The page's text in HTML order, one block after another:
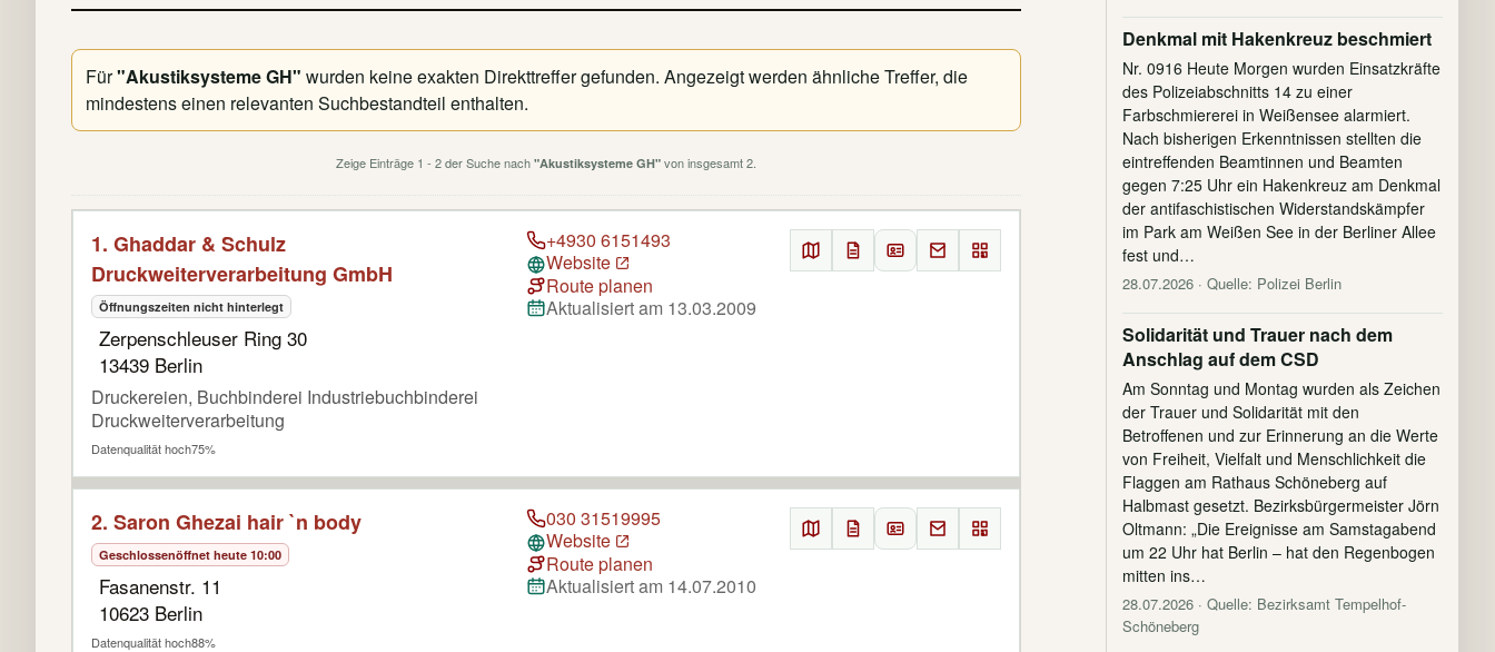
Denkmal mit Hakenkreuz beschmiert
Nr. 0916 Heute Morgen wurden Einsatzkräfte
des Polizeiabschnitts 14 zu einer
Farbschmiererei in Weißensee alarmiert.
Nach bisherigen Erkenntnissen stellten die
eintreffenden Beamtinnen und Beamten
gegen 7:25 Uhr ein Hakenkreuz am Denkmal
der antifaschistischen Widerstandskämpfer
im Park am Weißen See in der Berliner Allee
fest und…
28.07.2026 · Quelle: Polizei Berlin
Solidarität und Trauer nach dem
Anschlag auf dem CSD
Am Sonntag und Montag wurden als Zeichen
der Trauer und Solidarität mit den
Betroffenen und zur Erinnerung an die Werte
von Freiheit, Vielfalt und Menschlichkeit die
Flaggen am Rathaus Schöneberg auf
Halbmast gesetzt. Bezirksbürgermeister Jörn
Oltmann: „Die Ereignisse am Samstagabend
um 22 Uhr hat Berlin – hat den Regenbogen
mitten ins…
28.07.2026 · Quelle: Bezirksamt Tempelhof-
Schöneberg
Für"Akustiksysteme GH" wurden keine exakten Direkttreffer gefunden. Angezeigt werden ähnliche Treffer, die
mindestens einen relevanten Suchbestandteil enthalten.
Zeige Einträge 1 - 2 der Suche nach "Akustiksysteme GH" von insgesamt 2.
1. Ghaddar & Schulz
Druckweiterverarbeitung GmbH
Öffnungszeiten nicht hinterlegt
Zerpenschleuser Ring 30
13439 Berlin
Druckereien, Buchbinderei Industriebuchbinderei
Druckweiterverarbeitung
Datenqualität hoch75%
+4930 6151493
Website
Route planen
Aktualisiert am 13.03.2009
2. Saron Ghezai hair `n body
Geschlossenöffnet heute 10:00
Fasanenstr. 11
10623 Berlin
Datenqualität hoch88%
030 31519995
Website
Route planen
Aktualisiert am 14.07.2010